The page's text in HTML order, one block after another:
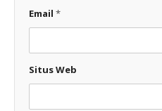
Email *
Situs Web